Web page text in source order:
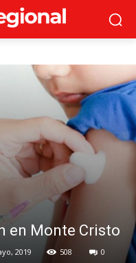
en Monte Cristo
2019 508 0